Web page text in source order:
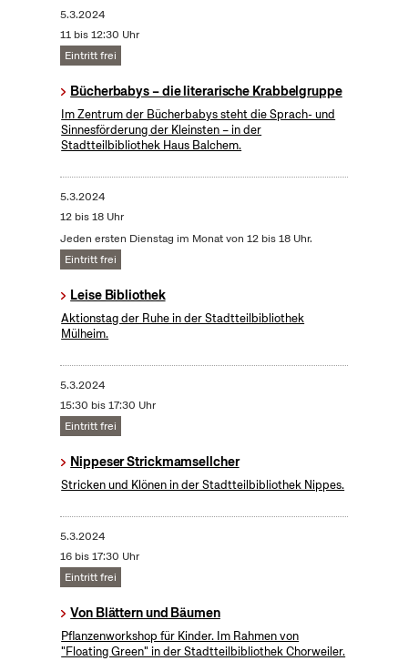
5.3.2024
11 bis 12:30 Uhr
Eintritt frei
Bücherbabys – die literarische Krabbelgruppe
Im Zentrum der Bücherbabys steht die Sprach- und
Sinnesförderung der Kleinsten – in der
Stadtteilbibliothek Haus Balchem.
5.3.2024
12 bis 18 Uhr
Jeden ersten Dienstag im Monat von 12 bis 18 Uhr.
Eintritt frei
Leise Bibliothek
Aktionstag der Ruhe in der Stadtteilbibliothek
Mülheim.
5.3.2024
15:30 bis 17:30 Uhr
Eintritt frei
Nippeser Strickmamsellcher
Stricken und Klönen in der Stadtteilbibliothek Nippes.
5.3.2024
16 bis 17:30 Uhr
Eintritt frei
Von Blättern und Bäumen
Pflanzenworkshop für Kinder. Im Rahmen von
"Floating Green" in der Stadtteilbibliothek Chorweiler.